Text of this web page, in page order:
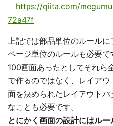
https://qiita.com/
72a47f
上記では部品単位のルールに
ページ単位のルールも必要で
100画面あったとしてそれら
で作るのではなく、レイア
面を決められたレイアウト
なことも必要です。
とにかく画面の設計にはル